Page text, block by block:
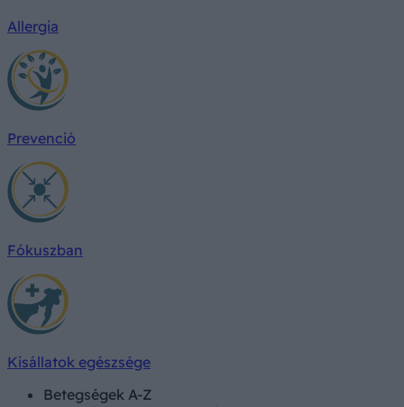
Allergia
Prevenció
Fókuszban
Kisállatok egészsége
Betegségek A-Z